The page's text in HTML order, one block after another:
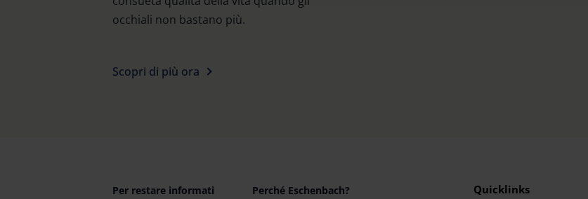
occhiali non bastano più.
Scopri di più ora
Per restare informati Perché Eschenbach? Quicklinks